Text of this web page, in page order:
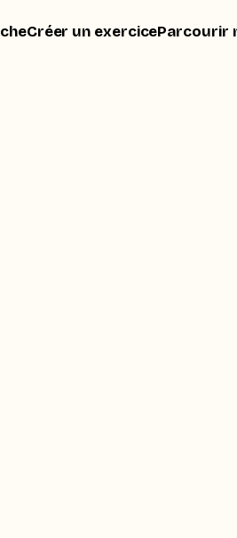
Créer un exerciceParcourir